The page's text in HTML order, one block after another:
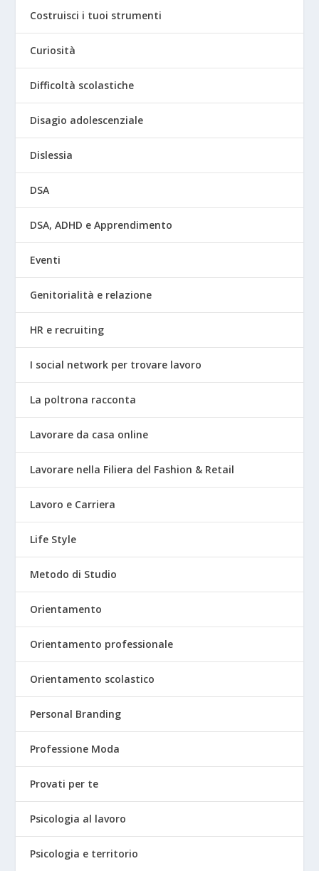
Costruisci i tuoi strumenti
Curiosità
Difficoltà scolastiche
Disagio adolescenziale
Dislessia
DSA
DSA, ADHD e Apprendimento
Eventi
Genitorialità e relazione
HR e recruiting
I social network per trovare lavoro
La poltrona racconta
Lavorare da casa online
Lavorare nella Filiera del Fashion & Retail
Lavoro e Carriera
Life Style
Metodo di Studio
Orientamento
Orientamento professionale
Orientamento scolastico
Personal Branding
Professione Moda
Provati per te
Psicologia al lavoro
Psicologia e territorio